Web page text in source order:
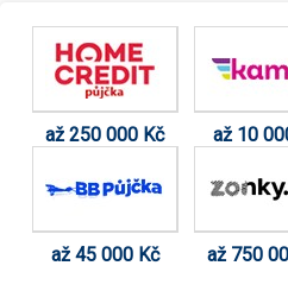
až 250 000 Kč až 10
až 45 000 Kč až 750